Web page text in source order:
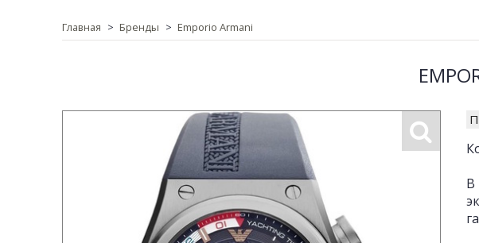
Главная Бренды Emporio Armani
В